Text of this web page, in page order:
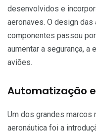
desenvolvidos e
aeronaves. O design
componentes passou
aumentar a segurança,
aviões.
Automatização
Um dos grandes marcos
aeronáutica foi a